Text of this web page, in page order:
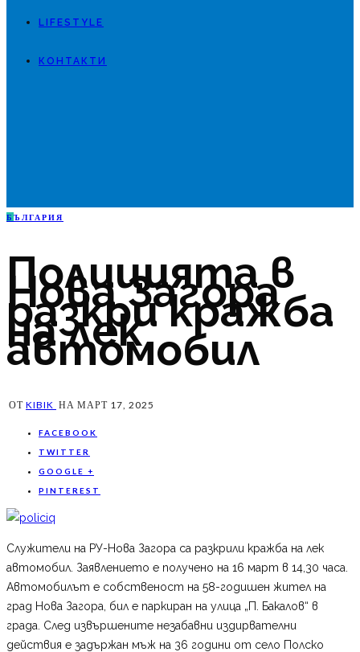
LIFESTYLE
КОНТАКТИ
Б ЪЛГАРИЯ
Полицията в
Нова Загора
разкри кражба
на лек
автомобил
ОТ KIBIK НА МАРТ 17, 2025
FACEBOOK
TWITTER
GOOGLE +
PINTEREST
Служители на РУ-Нова Загора са разкрили кражба на лек
автомобил. Заявлението е получено на 16 март в 14,30 часа.
Автомобилът е собственост на 58-годишен жител на
град Нова Загора, бил е паркиран на улица „П. Бакалов“ в
града. След извършените незабавни издирвателни
действия е задържан мъж на 36 години от село Полско